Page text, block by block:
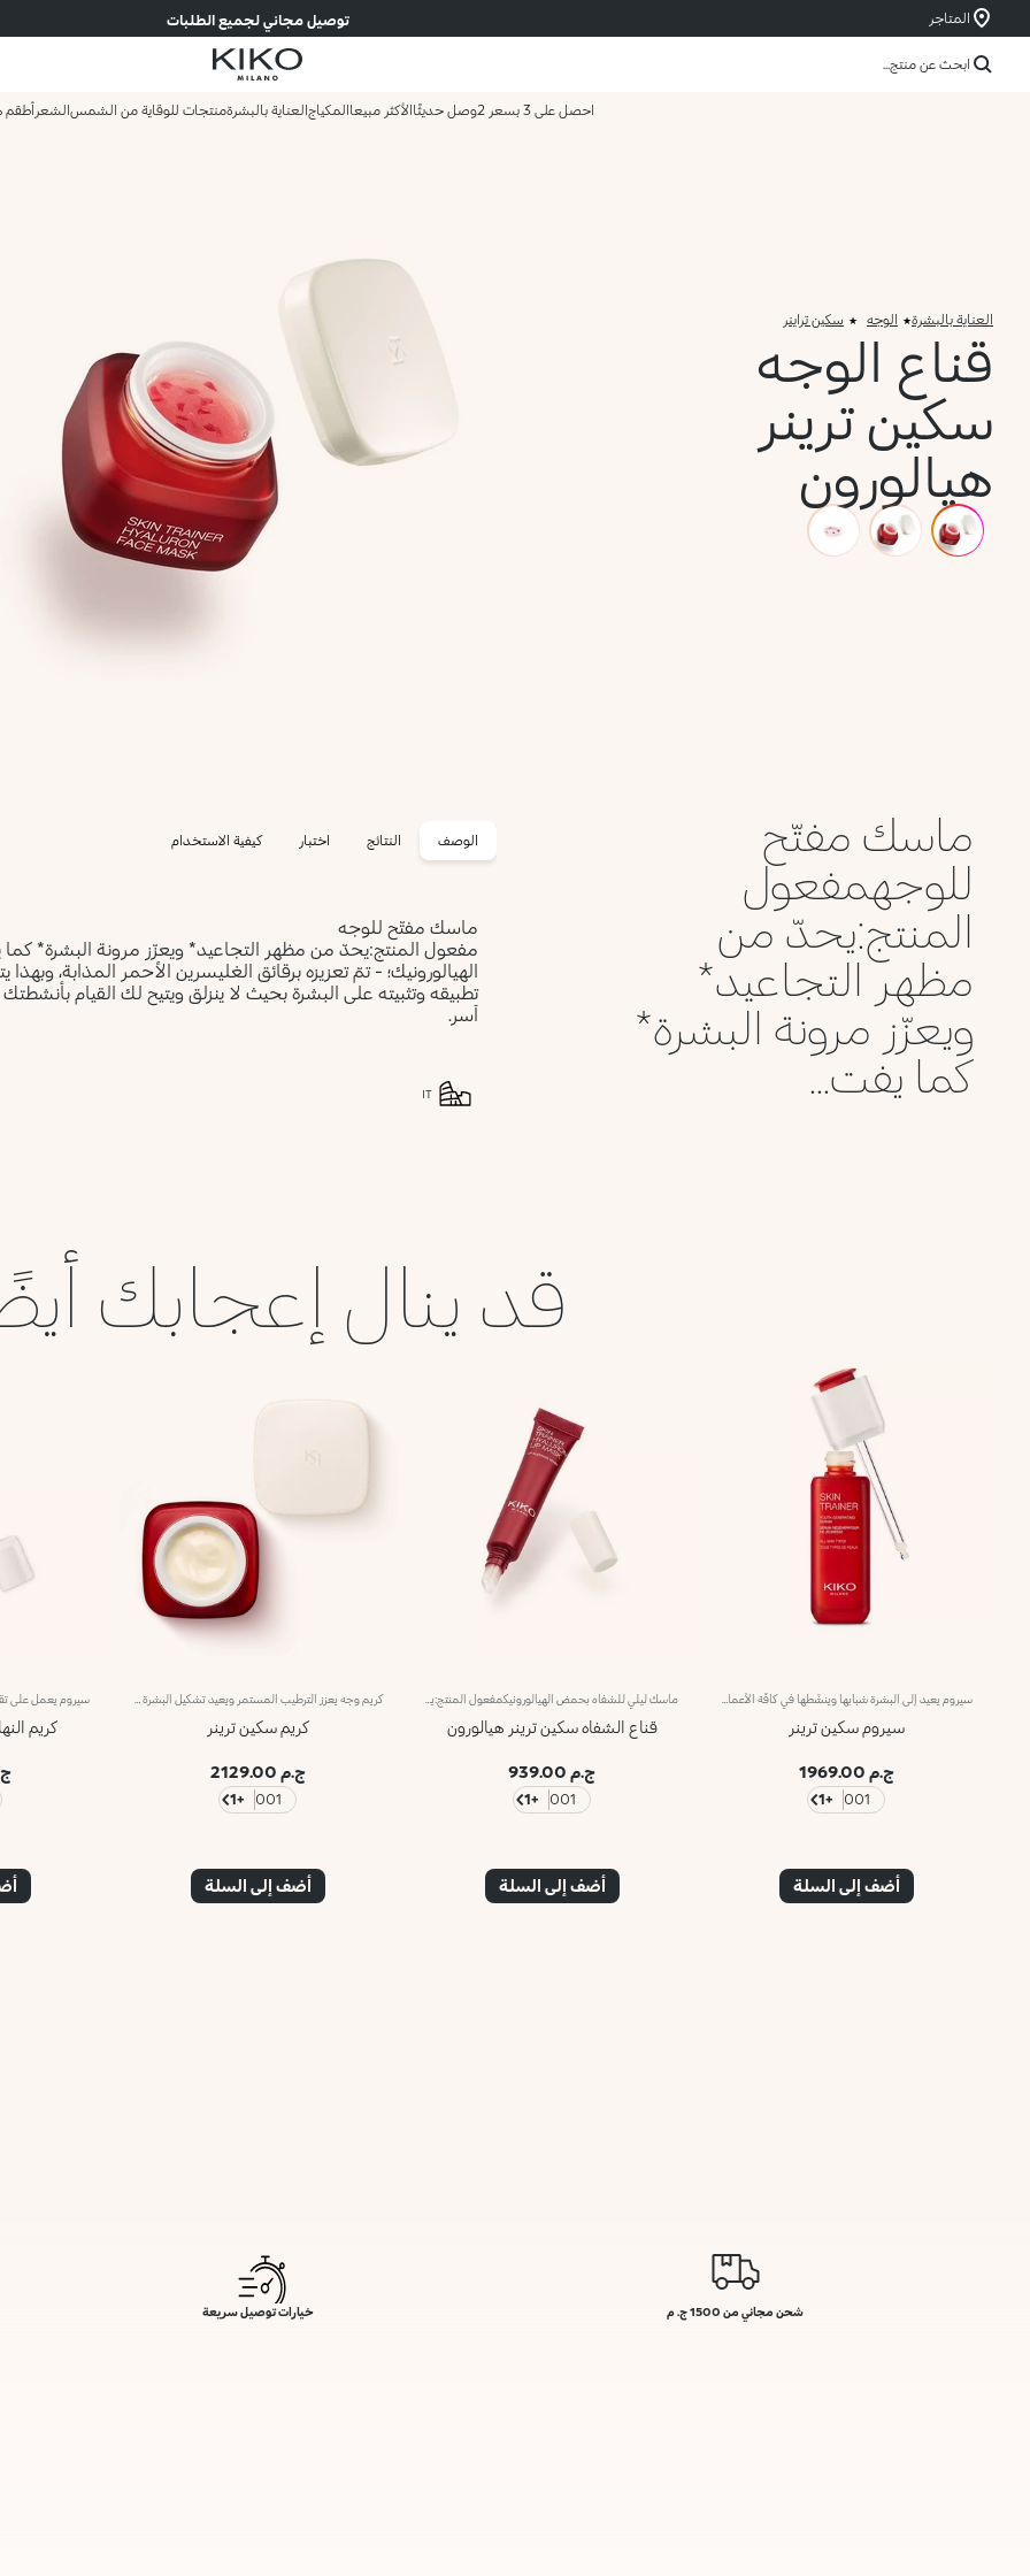
توصيل مجاني لجميع الطلبات المتاجر
ابحث عن منتج...
احصل على 3 بسعر 2 وصل حديثًاالأكثر مبيعاالمكياجالعناية بالبشرةمنتجات للوقاية من الشمسالشعر أطقم
العناية بالبشرة الوجه سكين تراينر
قناع الوجه
سكين ترينر
هيالورون
ماسك مفتّح
للوجهمفعول
المنتج:يحدّ من
مظهر التجاعيد*
ويعزّز مرونة البشرة*
كما يفت...
الوصف النتائج اختبار كيفية الاستخدام
ماسك مفتّح للوجه
مفعول المنتج:يحدّ من مظهر التجاعيد* ويعزّز مرونة البشرة* كما
الهيالورونيك؛ - تمّ تعزيزه برقائق الغليسرين الأحمر المذابة،
تطبيقه وتثبيته على البشرة بحيث لا ينزلق ويتيح لك القيام
آسر.
IT
قد ينال إعجابك
سيروم سكين ترينر
ج.م 1969.00
001
+1
أضف إلى السلة
قناع الشفاه سكين ترينر هيالورون
ج.م 939.00
001
+1
أضف إلى السلة
كريم سكين ترينر
ج.م 2129.00
001
+1
أضف إلى السلة
كريم
ج.م
شحن مجاني من 1500 ج. م خيارات توصيل سريعة